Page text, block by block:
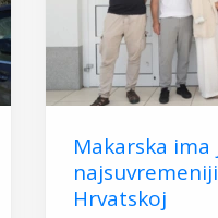
Makarska
Hrvatskoj